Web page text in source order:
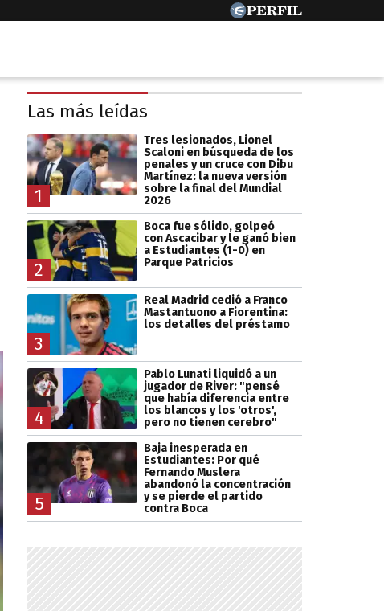
Las más leídas
1
Tres lesionados, Lionel
Scaloni en búsqueda de los
penales y un cruce con Dibu
Martínez: la nueva versión
sobre la final del Mundial
2026
2
Boca fue sólido, golpeó
con Ascacibar y le ganó bien
a Estudiantes (1-0) en
Parque Patricios
3
Real Madrid cedió a Franco
Mastantuono a Fiorentina:
los detalles del préstamo
4
Pablo Lunati liquidó a un
jugador de River: "pensé
que había diferencia entre
los blancos y los 'otros',
pero no tienen cerebro"
5
Baja inesperada en
Estudiantes: Por qué
Fernando Muslera
abandonó la concentración
y se pierde el partido
contra Boca